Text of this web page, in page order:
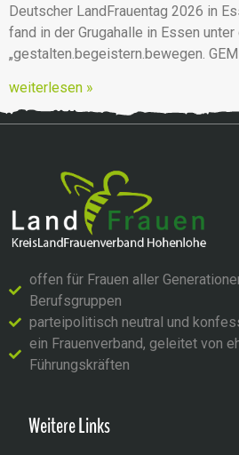
Deutscher LandFrauentag 2026 in
fand in der Grugahalle in Essen
„gestalten.begeistern.bewegen.
weiterlesen »
offen für Frauen aller
Berufsgruppen
parteipolitisch neutral und
ein Frauenverband, geleitet von
Führungskräften
Weitere Links